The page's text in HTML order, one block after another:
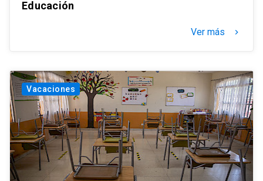
Educación
Ver más keyboard_arrow_right
Vacaciones